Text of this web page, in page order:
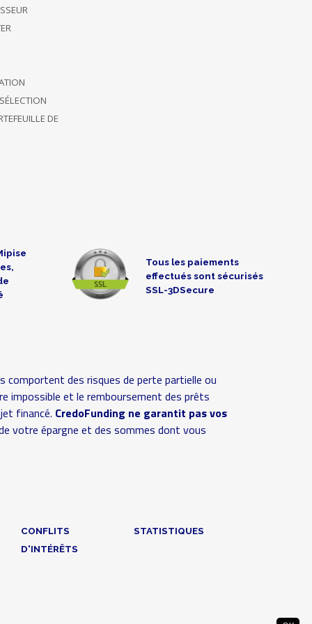
DE
Tous les paiements
effectués sont sécurisés
SSL-3DSecure
des risques de perte partielle ou
impossible et le remboursement des prêts
financé. CredoFunding ne garantit pas vos
votre épargne et des sommes dont vous
CONFLITS
D'INTÉRÊTS
STATISTIQUES